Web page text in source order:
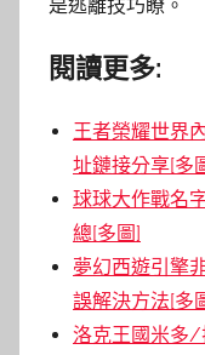
是逃離技巧瞭。
閱讀更多:
王者榮耀世界
址鏈接分享[多
球球大作戰名
總[多圖]
夢幻西遊引擎
誤解決方法[多
洛克王國米多